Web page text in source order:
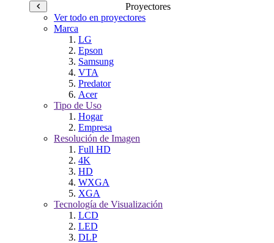
Proyectores
Ver todo en proyectores
Marca
LG
Epson
Samsung
VTA
Predator
Acer
Tipo de Uso
Hogar
Empresa
Resolución de Imagen
Full HD
4K
HD
WXGA
XGA
Tecnología de Visualización
LCD
LED
DLP